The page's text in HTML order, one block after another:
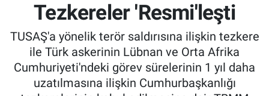
Tezkereler 'Resmi'leşti
TUSAŞ'a yönelik terör saldırısına ilişkin tezkere
ile Türk askerinin Lübnan ve Orta Afrika
Cumhuriyeti'ndeki görev sürelerinin 1 yıl daha
uzatılmasına ilişkin Cumhurbaşkanlığı
Yaşam
Kültür & Sanat
Bilim-Teknoloji
Süper Lig Puan Durumu ve Fikstür
Tüm Manşetler
Son Dakika Haberleri